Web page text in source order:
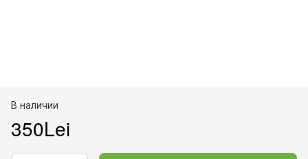
В наличии
350Lei